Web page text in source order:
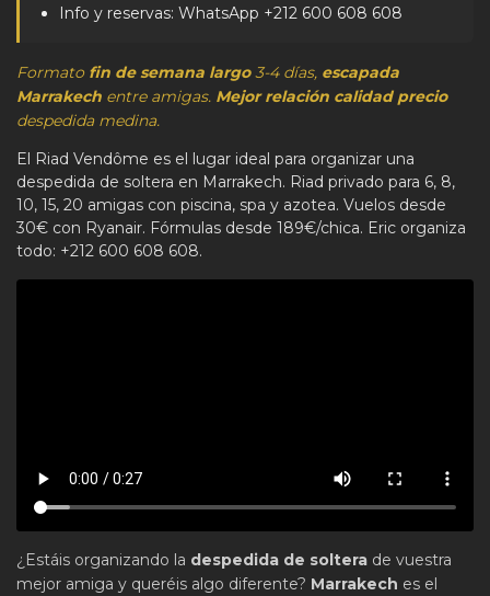
Info y reservas: WhatsApp +212 600 608 608
Formato fin de semana largo3-4 días, escapada
Marrakech entre amigas. Mejor relación calidad precio
despedida medina.
El Riad Vendôme es el lugar ideal para organizar una
despedida de soltera en Marrakech. Riad privado para 6, 8,
10, 15, 20 amigas con piscina, spa y azotea. Vuelos desde
30€ con Ryanair. Fórmulas desde 189€/chica. Eric organiza
todo: +212 600 608 608.
¿Estáis organizando la despedida de soltera de vuestra
mejor amiga y queréis algo diferente? Marrakech es el